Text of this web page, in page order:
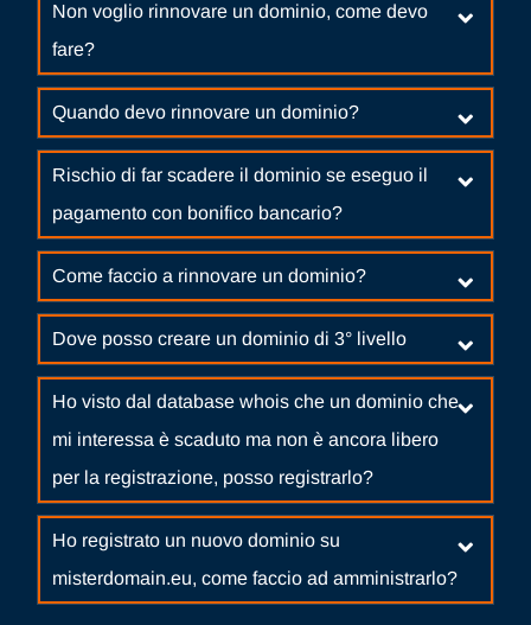
Non voglio rinnovare un dominio, come devo
fare?
Quando devo rinnovare un dominio?
Rischio di far scadere il dominio se eseguo il
pagamento con bonifico bancario?
Come faccio a rinnovare un dominio?
Dove posso creare un dominio di 3° livello
Ho visto dal database whois che un dominio che
mi interessa è scaduto ma non è ancora libero
per la registrazione, posso registrarlo?
Ho registrato un nuovo dominio su
misterdomain.eu, come faccio ad amministrarlo?